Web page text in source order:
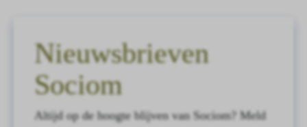
Nieuwsbrieven
Sociom
Altijd op de hoogte blijven van Sociom? Meld